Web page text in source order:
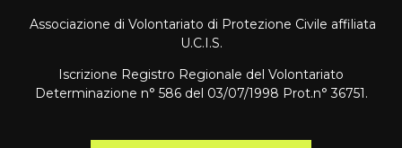
Associazione di Volontariato di Protezione Civile affiliata
U.C.I.S.
Iscrizione Registro Regionale del Volontariato
Determinazione n° 586 del 03/07/1998 Prot.n° 36751.